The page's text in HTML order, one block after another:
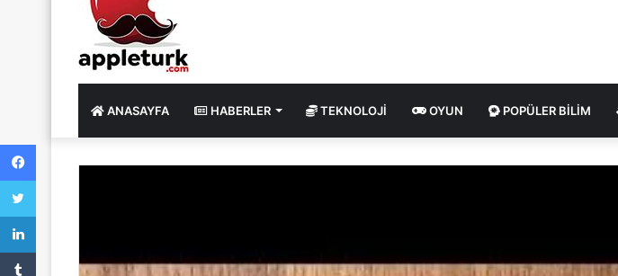
ANASAYFA HABERLER TEKNOLOJI OYUN POPÜLER BILIM
Facebook
Twitter
LinkedIn
Tumblr